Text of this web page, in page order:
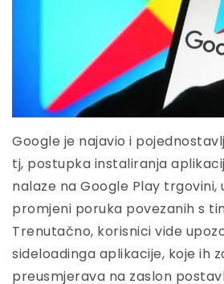
Google je najavio i
tj, postupka instaliranja
nalaze na Google Play trgovini,
promjeni poruka povezanih s
Trenutačno, korisnici vide
sideloadinga aplikacije, koje ih
preusmjerava na zaslon